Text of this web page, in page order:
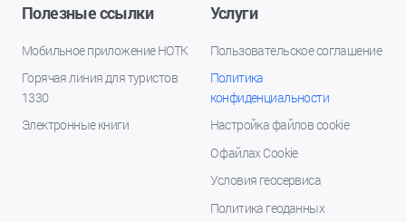
Полезные ссылки
Мобильное приложение НОТК
Горячая линия для туристов
1330
Электронные книги
Услуги
Пользовательское соглашение
Политика
конфиденциальности
Настройка файлов cookie
О файлах Cookie
Условия геосервиса
Политика геоданных